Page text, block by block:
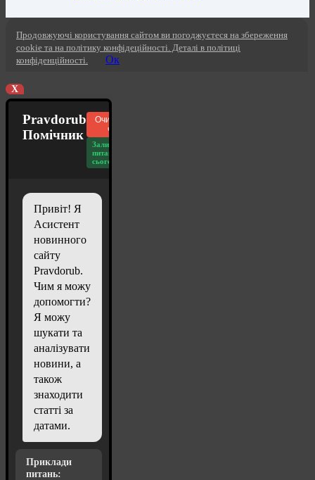
Продовжуючі користування сайтом ви погоджуєтеся на збереження
cookie та на політику конфідеційності. Деталі в політиці
конфіденційності.
Ок
X
Pravdorub
Помічник
Очистити
чат
Залишилось
питань
сьогодні: 20
Привіт! Я
Асистент
новинного
сайту
Pravdorub.
Чим я можу
допомогти?
Я можу
шукати та
аналізувати
новини, а
також
знаходити
статті за
датами.
Приклади
питань: